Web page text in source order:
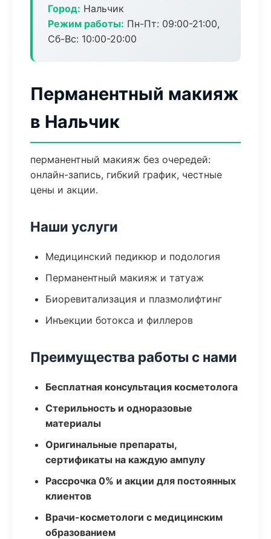
Город: Нальчик
Режим работы: Пн-Пт: 09:00-21:00,
Сб-Вс: 10:00-20:00
Перманентный макияж
в Нальчик
перманентный макияж без очередей:
онлайн-запись, гибкий график, честные
цены и акции.
Наши услуги
Медицинский педикюр и подология
Перманентный макияж и татуаж
Биоревитализация и плазмолифтинг
Инъекции ботокса и филлеров
Преимущества работы с нами
Бесплатная консультация косметолога
Стерильность и одноразовые
материалы
Оригинальные препараты,
сертификаты на каждую ампулу
Рассрочка 0% и акции для постоянных
клиентов
Врачи-косметологи с медицинским
образованием